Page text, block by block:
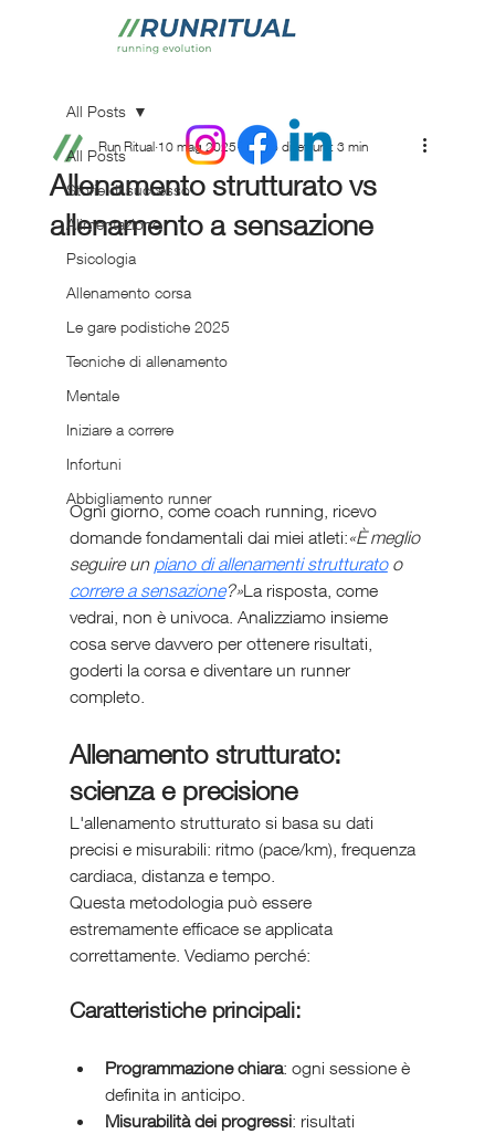
All Posts
Storie di successo
Alimentazione
Psicologia
Allenamento corsa
Le gare podistiche 2025
Tecniche di allenamento
Mentale
Iniziare a correre
Infortuni
Abbigliamento runner
All Posts
Allenamento strutturato vs
allenamento a sensazione
Run Ritual 10 mag 2025 Tempo di lettura: 3 min
Ogni giorno, come coach running, ricevo
domande fondamentali dai miei atleti:«È meglio
seguire un piano di allenamenti strutturato o
correre a sensazione?»La risposta, come
vedrai, non è univoca. Analizziamo insieme
cosa serve davvero per ottenere risultati,
goderti la corsa e diventare un runner
completo.
Allenamento strutturato:
scienza e precisione
L'allenamento strutturato si basa su dati
precisi e misurabili: ritmo (pace/km), frequenza
cardiaca, distanza e tempo.
Questa metodologia può essere
estremamente efficace se applicata
correttamente. Vediamo perché:
Caratteristiche principali:
Programmazione chiara: ogni sessione è
definita in anticipo.
Misurabilità dei progressi: risultati